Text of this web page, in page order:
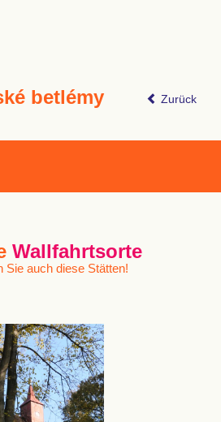
betlémy Zurück
Wallfahrtsorte
Sie auch diese Stätten!